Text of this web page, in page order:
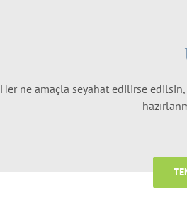
Her ne amaçla seyahat edilirse edilsin,